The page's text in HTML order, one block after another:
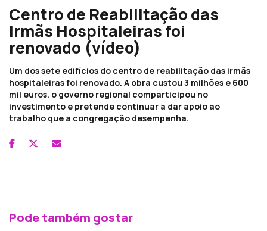
Centro de Reabilitação das
Irmãs Hospitaleiras foi
renovado (vídeo)
Um dos sete edifícios do centro de reabilitação das irmãs
hospitaleiras foi renovado. A obra custou 3 milhões e 600
mil euros. o governo regional comparticipou no
investimento e pretende continuar a dar apoio ao
trabalho que a congregação desempenha.
Pode também gostar